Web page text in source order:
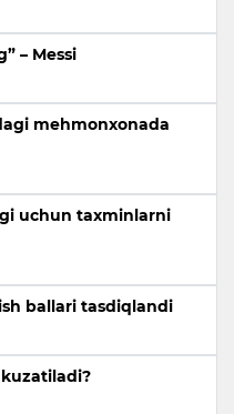
– Messi
mehmonxonada
uchun taxminlarni
ballari tasdiqlandi